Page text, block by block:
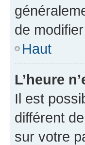
de
Haut
L’heure
Il est
différent
sur votre